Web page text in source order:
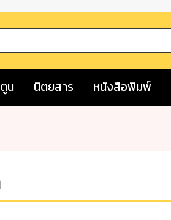
น นิตยสาร หนังสือพิมพ์